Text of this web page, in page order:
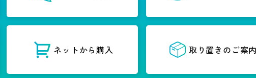
ネットから購入 取り置きのご案内